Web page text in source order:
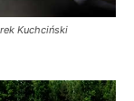
Kuchciński